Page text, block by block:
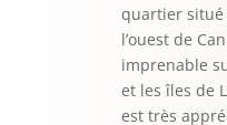
quartier situé
l’ouest de
imprenable
et les îles de
est très